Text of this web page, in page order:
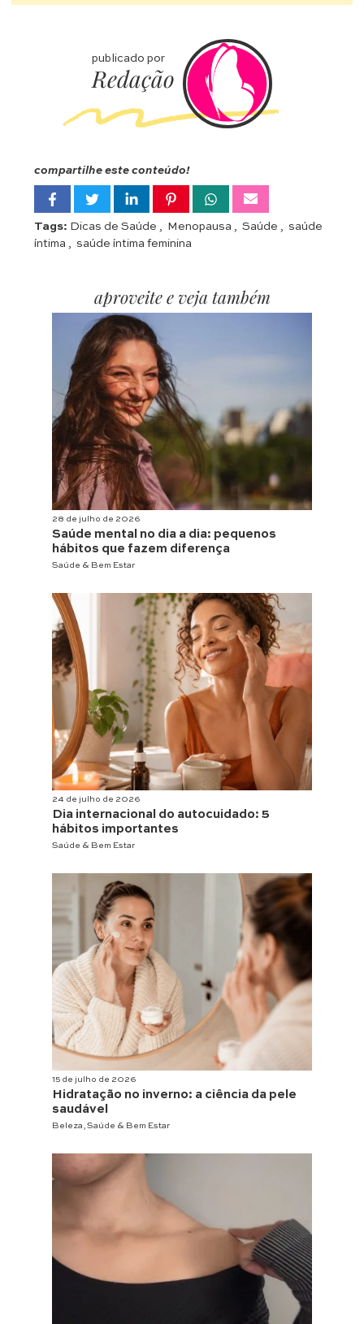
compartilhe este conteúdo!
Tags: Dicas de Saúde , Menopausa , Saúde , saúde
íntima , saúde íntima feminina
publicado por
Redação
aproveite e veja também
28 de julho de 2026
Saúde mental no dia a dia: pequenos
hábitos que fazem diferença
Saúde & Bem Estar
24 de julho de 2026
Dia internacional do autocuidado: 5
hábitos importantes
Saúde & Bem Estar
15 de julho de 2026
Hidratação no inverno: a ciência da pele
saudável
Beleza , Saúde & Bem Estar